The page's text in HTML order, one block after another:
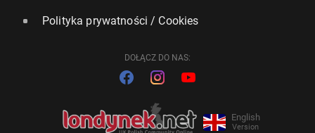
Polityka prywatności / Cookies
DOŁĄCZ DO NAS:
English
Version